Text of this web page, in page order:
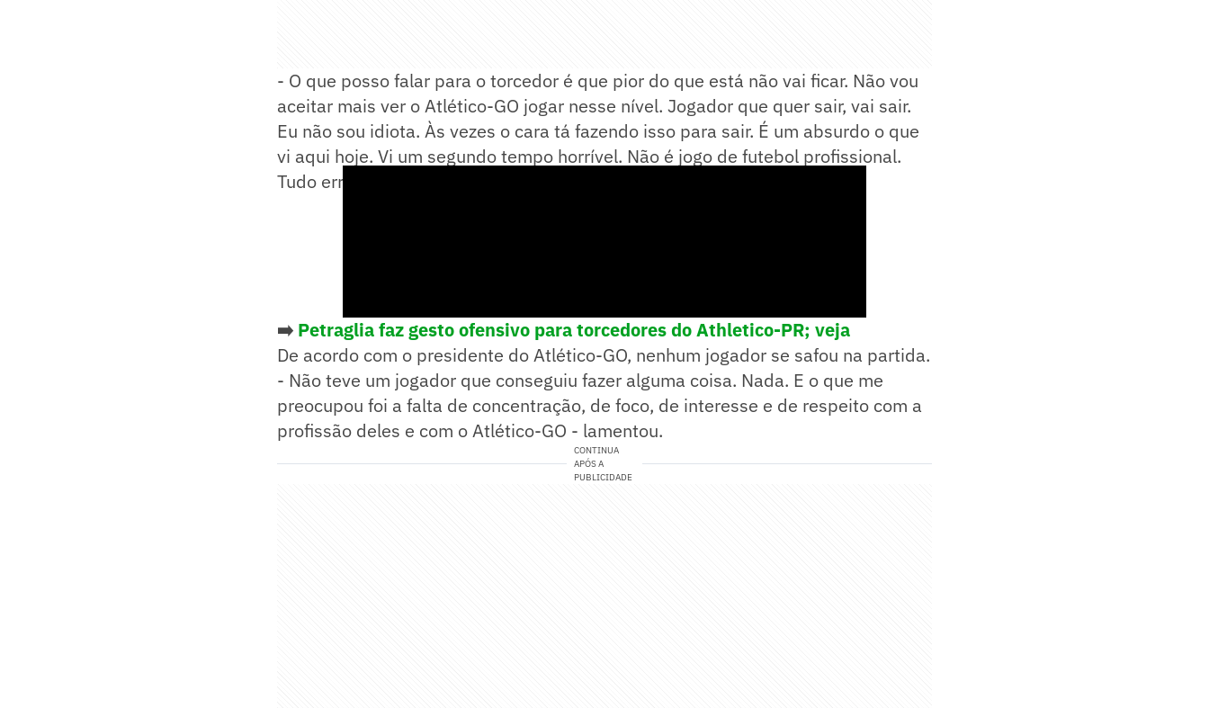
- O que posso falar para o torcedor é que pior do que está não vai ficar. Não vou
aceitar mais ver o Atlético-GO jogar nesse nível. Jogador que quer sair, vai sair.
Eu não sou idiota. Às vezes o cara tá fazendo isso para sair. É um absurdo o que
vi aqui hoje. Vi um segundo tempo horrível. Não é jogo de futebol profissional.
Tudo errado - completou Batista.
➡️ Petraglia faz gesto ofensivo para torcedores do Athletico-PR; veja
De acordo com o presidente do Atlético-GO, nenhum jogador se safou na partida.
- Não teve um jogador que conseguiu fazer alguma coisa. Nada. E o que me
preocupou foi a falta de concentração, de foco, de interesse e de respeito com a
profissão deles e com o Atlético-GO - lamentou.
CONTINUA
APÓS A
PUBLICIDADE